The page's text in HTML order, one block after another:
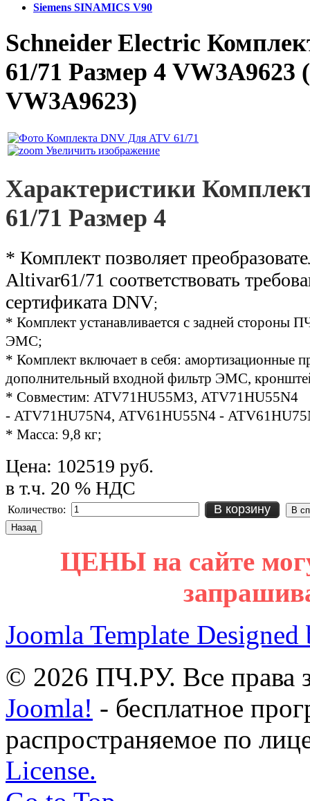
Siemens SINAMICS V90
Schneider Electric
61/71 Размер 4 VW3A9623
VW3A9623)
Увеличить изображение
Характеристики
61/71 Размер 4
* Комплект позволяет
Altivar61/71 соответствовать
сертификата DNV;
* Комплект устанавливается с задней стороны
ЭМС;
* Комплект включает в себя: амортизационные
дополнительный входной фильтр ЭМС,
* Совместим: ATV71HU55M3, ATV71HU55N4
- ATV71HU75N4, ATV61HU55N4 -
* Масса: 9,8 кг;
Цена: 102519 руб.
в т.ч. 20 % НДС
Количество: В корзину
ЦЕНЫ на сайте
Joomla Template Designed
© 2026 ПЧ.РУ. Все права
Joomla! - бесплатное
распространяемое по
License.